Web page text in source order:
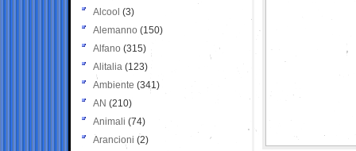
Alcool (3)
Alemanno (150)
Alfano (315)
Alitalia (123)
Ambiente (341)
AN (210)
Animali (74)
Arancioni (2)